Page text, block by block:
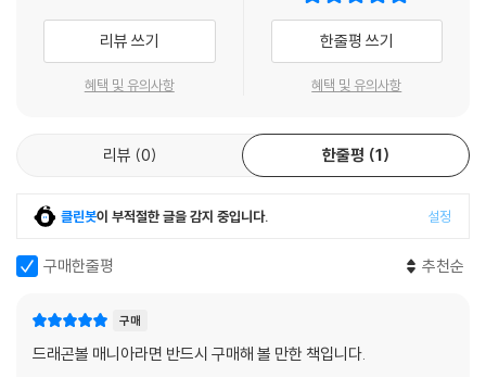
리뷰 쓰기
혜택 및 유의사항
한줄평 쓰기
혜택 및 유의사항
리뷰 0 한줄평 1
클린봇이 부적절한 글을 감지 중입니다. 설정
구매한줄평 추천순
구매
드래곤볼 매니아라면 반드시 구매해 볼 만한 책입니다.